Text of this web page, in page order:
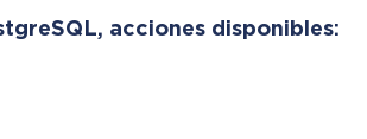
acciones disponibles: